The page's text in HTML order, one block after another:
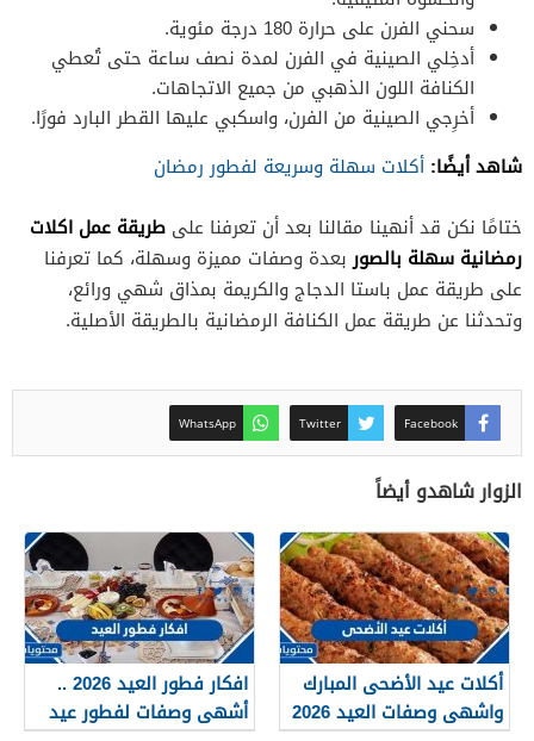
سحني الفرن على حرارة 180 درجة مئوية.
أدخِلي الصينية في الفرن لمدة نصف ساعة حتى تُعطي
الكنافة اللون الذهبي من جميع الاتجاهات.
أخرِجي الصينية من الفرن، واسكبي عليها القطر البارد فورًا.
شاهد أيضًا: أكلات سهلة وسريعة لفطور رمضان
ختامًا نكن قد أنهينا مقالنا بعد أن تعرفنا على طريقة عمل اكلات
رمضانية سهلة بالصوربعدة وصفات مميزة وسهلة، كما تعرفنا
على طريقة عمل باستا الدجاج والكريمة بمذاق شهي ورائع،
وتحدثنا عن طريقة عمل الكنافة الرمضانية بالطريقة الأصلية.
Facebook
Twitter
WhatsApp
الزوار شاهدو أيضاً
أكلات عيد الأضحى المبارك
واشهى وصفات العيد 2026
افكار فطور العيد 2026 ..
أشهى وصفات لفطور عيد